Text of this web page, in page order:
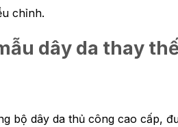
chỉnh.
dây da thay
bộ dây da thủ công cao cấp,